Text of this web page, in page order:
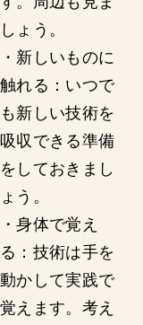
しょう。
・新しいものに
触れる：いつで
も新しい技術を
吸収できる準備
をしておきまし
ょう。
・身体で覚え
る：技術は手を
動かして実践で
覚えます。考え